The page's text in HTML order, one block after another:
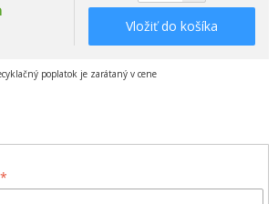
Vložiť do košíka
poplatok je zarátaný v cene
*